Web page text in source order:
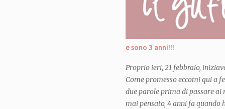
dal momento esatto in cui la
incinta. Avevo giá in mente
aprono e diventano casette o
per macchinine e tutto quel
e sono 3 anni!!!
Proprio ieri, 21 febbraio,
Come promesso eccomi qui a
due parole prima di passare ai
mai pensato, 4 anni fa quando